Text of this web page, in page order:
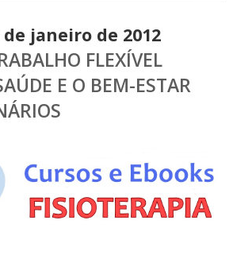
janeiro de 2012
FLEXÍVEL
E O BEM-ESTAR